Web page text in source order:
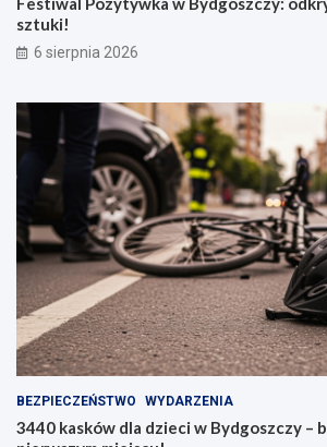
sztuki!
6 sierpnia 2026
BEZPIECZEŃSTWO WYDARZENIA
3440 kasków dla dzieci w Bydgoszczy –